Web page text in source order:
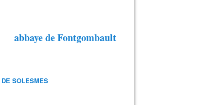
abbaye de Fontgombault
SOLESMES